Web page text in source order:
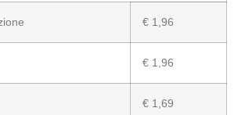
€ 1,96
€ 1,96
€ 1,69